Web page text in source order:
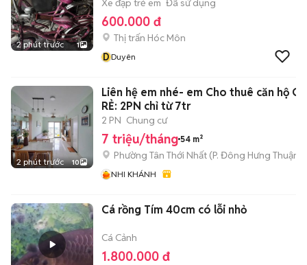
2 phút trước 1
Xe đạp trẻ em Đã sử dụng
600.000 đ
Thị trấn Hóc Môn
DDuyên
2 phút trước 10
Liên hệ em nhé- em Cho thuê căn hộ
RẺ: 2PN chỉ từ 7tr
2 PN Chung cư
7 triệu/tháng 54 m²
Phường Tân Thới Nhất (P. Đông Hưng Thuận
NHI KHÁNH
Cá rồng Tím 40cm có lỗi nhỏ
Cá Cảnh
1.800.000 đ